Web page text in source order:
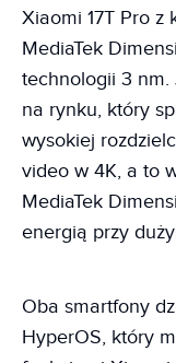
Xiaomi 17T Pro z
MediaTek
technologii 3 nm.
na rynku, który
wysokiej
video w 4K, a to
MediaTek
energią przy
Oba smartfony
HyperOS, który